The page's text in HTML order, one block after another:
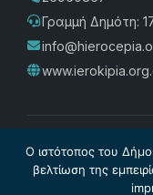
Γραμμή Δημότη:
Πολιτική Προστασίας
Χρήσης ·
Ο ιστότοπος του
βελτίωση της